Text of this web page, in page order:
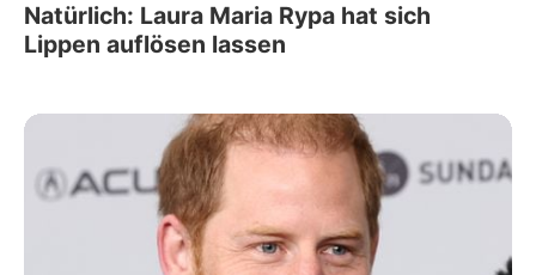
Natürlich: Laura Maria Rypa hat sich
Lippen auflösen lassen